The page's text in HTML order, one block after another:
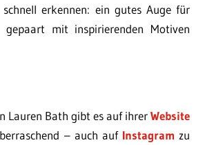
erkennen: ein gutes Auge für
gepaart mit inspirierenden Motiven
Lauren Bath gibt es auf ihrerWebsite
– auch auf Instagram zu